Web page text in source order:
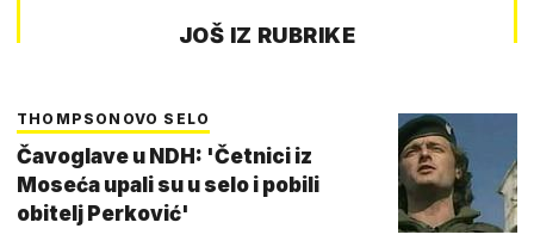
JOŠ IZ RUBRIKE
THOMPSONOVO SELO
Čavoglave u NDH: 'Četnici iz
Moseća upali su u selo i pobili
obitelj Perković'